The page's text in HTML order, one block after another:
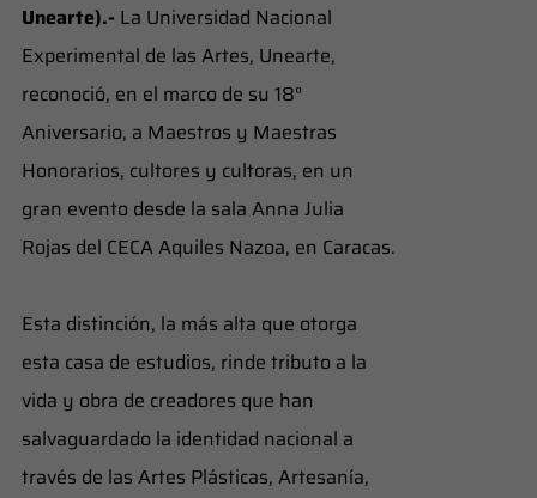
Unearte).- La Universidad Nacional
Experimental de las Artes, Unearte,
reconoció, en el marco de su 18°
Aniversario, a Maestros y Maestras
Honorarios, cultores y cultoras, en un
gran evento desde la sala Anna Julia
Rojas del CECA Aquiles Nazoa, en Caracas.
Esta distinción, la más alta que otorga
esta casa de estudios, rinde tributo a la
vida y obra de creadores que han
salvaguardado la identidad nacional a
través de las Artes Plásticas, Artesanía,